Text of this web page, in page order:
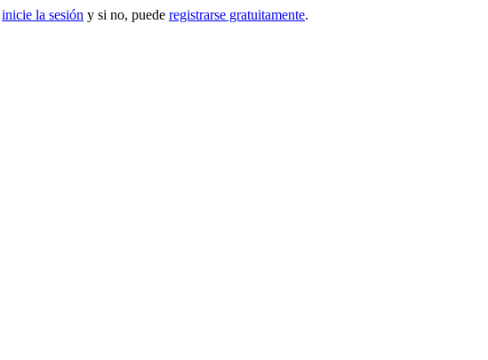
inicie la sesión y si no, puede registrarse gratuitamente.